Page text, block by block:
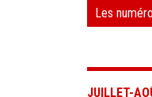
Les
JUILLET-